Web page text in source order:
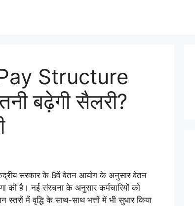
Structure
बढ़ेगी सैलरी?
सरकार के 8वें वेतन आयोग के अनुसार वेतन
की है। नई संरचना के अनुसार कर्मचारियों को
में वृद्धि के साथ-साथ भत्तों में भी सुधार किया